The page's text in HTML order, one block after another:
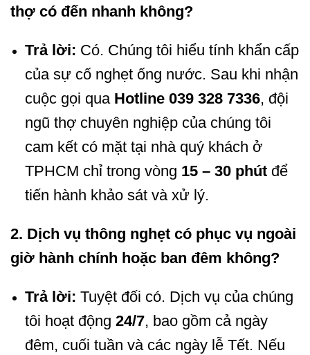
thợ có đến nhanh không?
Trả lời: Có. Chúng tôi hiểu tính khẩn cấp
của sự cố nghẹt ống nước. Sau khi nhận
cuộc gọi qua Hotline 039 328 7336, đội
ngũ thợ chuyên nghiệp của chúng tôi
cam kết có mặt tại nhà quý khách ở
TPHCM chỉ trong vòng 15 – 30 phútđể
tiến hành khảo sát và xử lý.
2. Dịch vụ thông nghẹt có phục vụ ngoài
giờ hành chính hoặc ban đêm không?
Trả lời: Tuyệt đối có. Dịch vụ của chúng
tôi hoạt động 24/7, bao gồm cả ngày
đêm, cuối tuần và các ngày lễ Tết. Nếu